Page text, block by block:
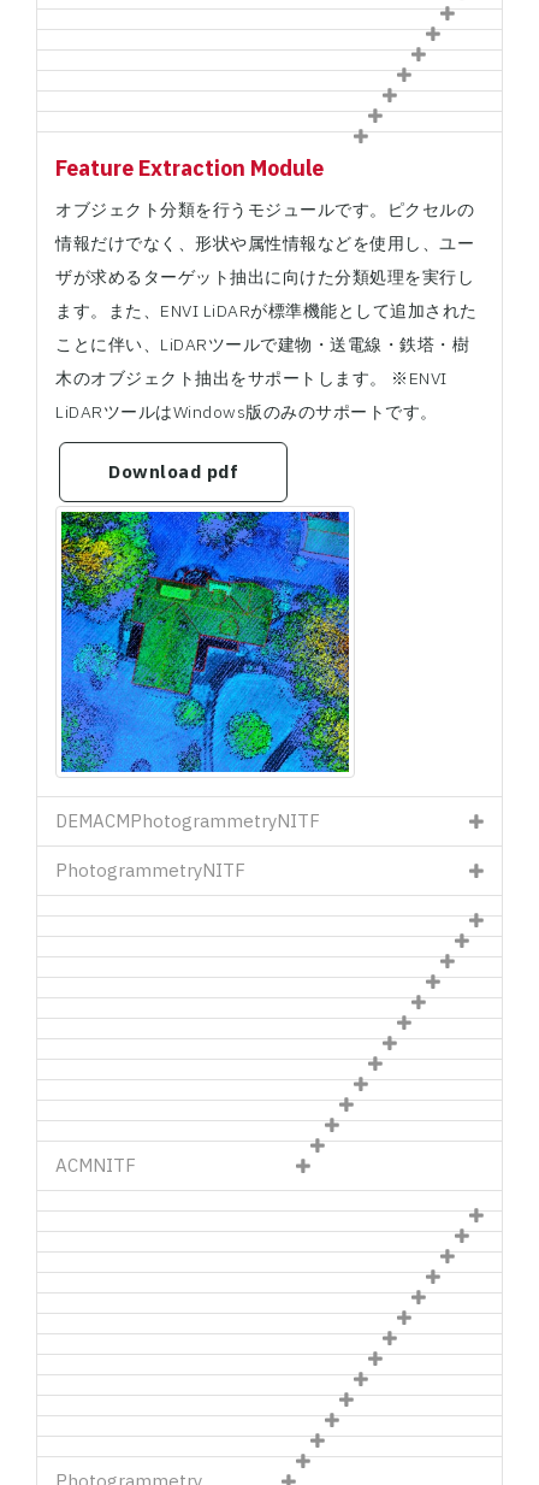
Feature Extraction Module
オブジェクト分類を行うモジュールです。ピクセルの
情報だけでなく、形状や属性情報などを使用し、ユー
ザが求めるターゲット抽出に向けた分類処理を実行し
ます。また、ENVI LiDARが標準機能として追加された
ことに伴い、LiDARツールで建物・送電線・鉄塔・樹
木のオブジェクト抽出をサポートします。 ※ENVI
LiDARツールはWindows版のみのサポートです。
Download pdf
DEMACMPhotogrammetryNITF
PhotogrammetryNITF
ACMNITF